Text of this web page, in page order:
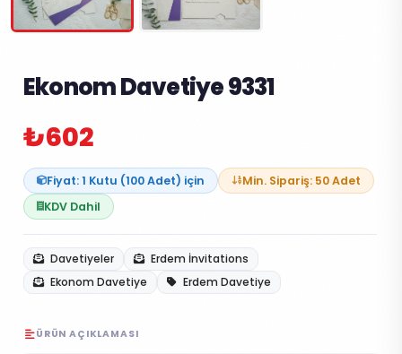
Ekonom Davetiye 9331
₺602
Fiyat: 1 Kutu (100 Adet) için
Min. Sipariş: 50 Adet
KDV Dahil
Davetiyeler
Erdem İnvitations
Ekonom Davetiye
Erdem Davetiye
ÜRÜN AÇIKLAMASI